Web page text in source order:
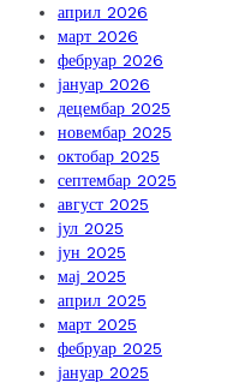
април 2026
март 2026
фебруар 2026
јануар 2026
децембар 2025
новембар 2025
октобар 2025
септембар 2025
август 2025
јул 2025
јун 2025
мај 2025
април 2025
март 2025
фебруар 2025
јануар 2025